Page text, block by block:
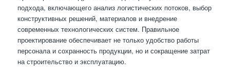
подхода, включающего анализ логистических потоков, выбор
конструктивных решений, материалов и внедрение
современных технологических систем. Правильное
проектирование обеспечивает не только удобство работы
персонала и сохранность продукции, но и сокращение затрат
на строительство и эксплуатацию.